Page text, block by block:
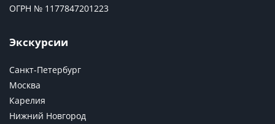
ОГРН № 1177847201223
Экскурсии
Санкт-Петербург
Москва
Карелия
Нижний Новгород